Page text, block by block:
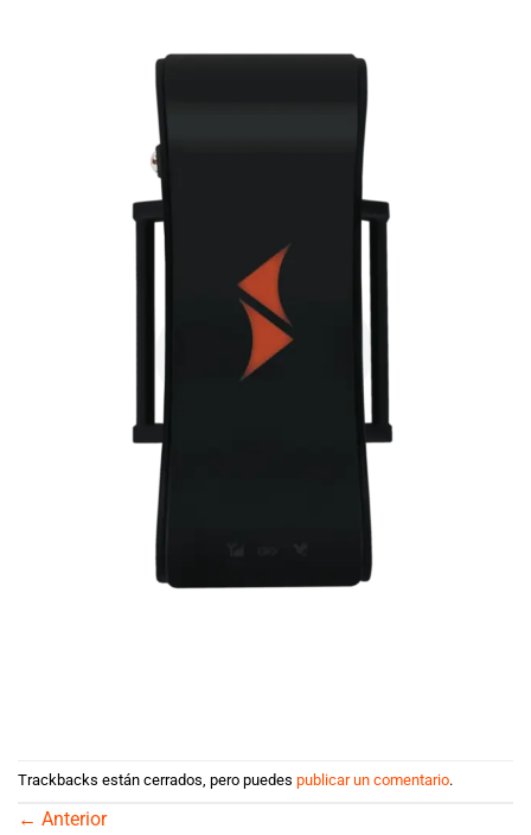
Trackbacks están cerrados, pero puedespublicar un comentario.
← Anterior